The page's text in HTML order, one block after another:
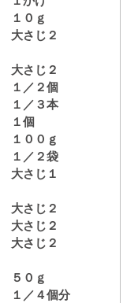
１０ｇ
大さじ２
大さじ２
１／２個
１／３本
１個
１００ｇ
１／２袋
大さじ１
大さじ２
大さじ２
大さじ２
５０ｇ
１／４個分